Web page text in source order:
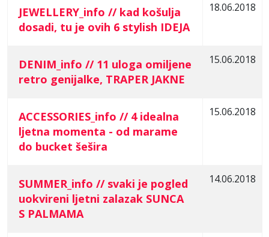
JEWELLERY_info // kad košulja
dosadi, tu je ovih 6 stylish IDEJA
18.06.2018
DENIM_info // 11 uloga omiljene
retro genijalke, TRAPER JAKNE
15.06.2018
ACCESSORIES_info // 4 idealna
ljetna momenta - od marame
do bucket šešira
15.06.2018
SUMMER_info // svaki je pogled
uokvireni ljetni zalazak SUNCA
S PALMAMA
14.06.2018